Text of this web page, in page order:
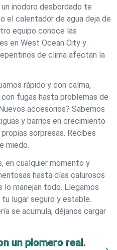
inodoro desbordado te
el calentador de agua deja de
equipo conoce las
en West Ocean City y
de clima afectan la
rápido y con calma,
fugas hasta problemas de
accesorios? Sabemos
y barrios en crecimiento
sorpresas. Recibes
miedo.
en cualquier momento y
hasta días calurosos
lo manejan todo. Llegamos
lugar seguro y estable.
se acumula, déjanos cargar
un plomero real.